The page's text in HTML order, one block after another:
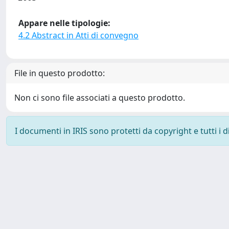
Appare nelle tipologie:
4.2 Abstract in Atti di convegno
File in questo prodotto:
Non ci sono file associati a questo prodotto.
I documenti in IRIS sono protetti da copyright e tutti i